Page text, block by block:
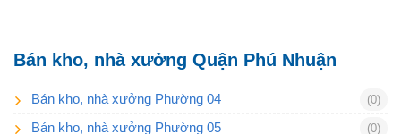
Bán kho, nhà xưởng Quận Phú Nhuận
Bán kho, nhà xưởng Phường 04 (0)
Bán kho, nhà xưởng Phường 05 (0)